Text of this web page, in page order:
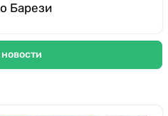
Барези